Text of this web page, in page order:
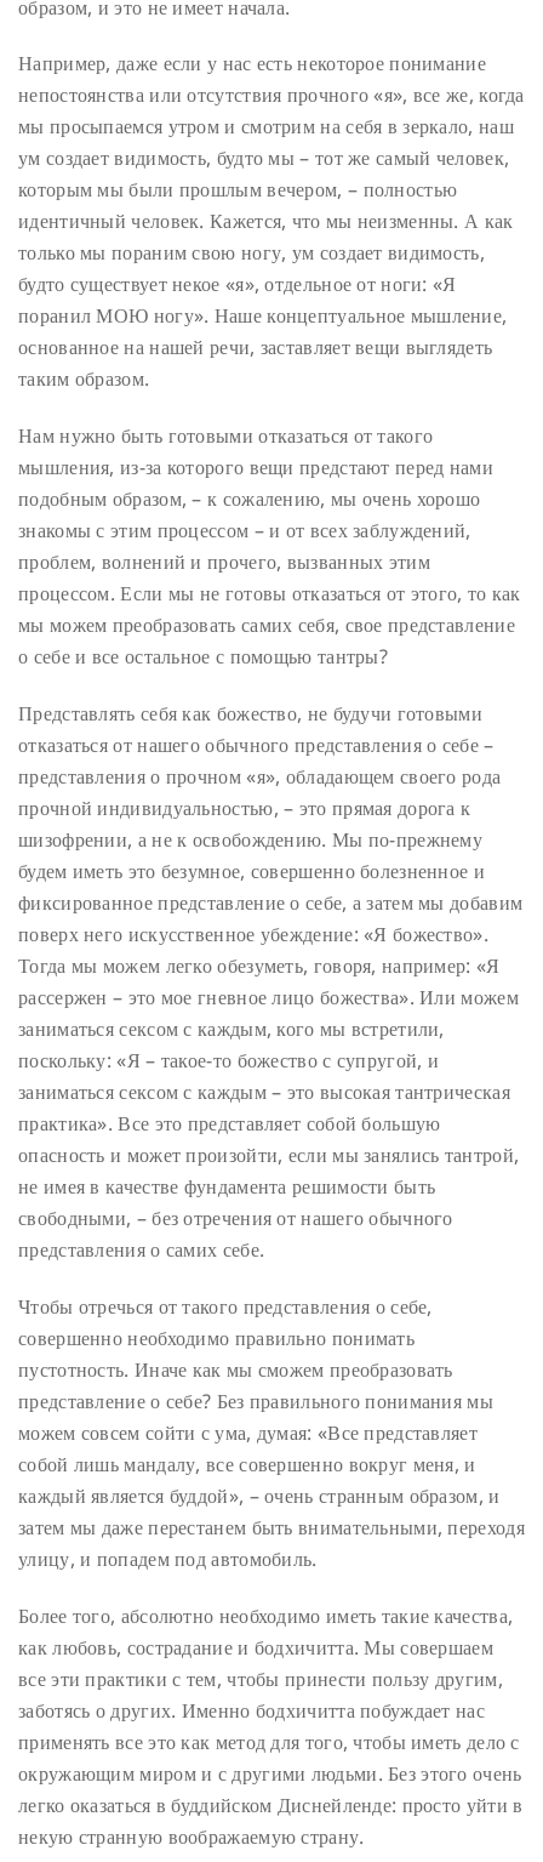
образом, и это не имеет начала.
Например, даже если у нас есть некоторое понимание
непостоянства или отсутствия прочного «я», все же, когда
мы просыпаемся утром и смотрим на себя в зеркало, наш
ум создает видимость, будто мы – тот же самый человек,
которым мы были прошлым вечером, – полностью
идентичный человек. Кажется, что мы неизменны. А как
только мы пораним свою ногу, ум создает видимость,
будто существует некое «я», отдельное от ноги: «Я
поранил МОЮ ногу». Наше концептуальное мышление,
основанное на нашей речи, заставляет вещи выглядеть
таким образом.
Нам нужно быть готовыми отказаться от такого
мышления, из-за которого вещи предстают перед нами
подобным образом, – к сожалению, мы очень хорошо
знакомы с этим процессом – и от всех заблуждений,
проблем, волнений и прочего, вызванных этим
процессом. Если мы не готовы отказаться от этого, то как
мы можем преобразовать самих себя, свое представление
о себе и все остальное с помощью тантры?
Представлять себя как божество, не будучи готовыми
отказаться от нашего обычного представления о себе –
представления о прочном «я», обладающем своего рода
прочной индивидуальностью, – это прямая дорога к
шизофрении, а не к освобождению. Мы по-прежнему
будем иметь это безумное, совершенно болезненное и
фиксированное представление о себе, а затем мы добавим
поверх него искусственное убеждение: «Я божество».
Тогда мы можем легко обезуметь, говоря, например: «Я
рассержен – это мое гневное лицо божества». Или можем
заниматься сексом с каждым, кого мы встретили,
поскольку: «Я – такое-то божество с супругой, и
заниматься сексом с каждым – это высокая тантрическая
практика». Все это представляет собой большую
опасность и может произойти, если мы занялись тантрой,
не имея в качестве фундамента решимости быть
свободными, – без отречения от нашего обычного
представления о самих себе.
Чтобы отречься от такого представления о себе,
совершенно необходимо правильно понимать
пустотность. Иначе как мы сможем преобразовать
представление о себе? Без правильного понимания мы
можем совсем сойти с ума, думая: «Все представляет
собой лишь мандалу, все совершенно вокруг меня, и
каждый является буддой», – очень странным образом, и
затем мы даже перестанем быть внимательными, переходя
улицу, и попадем под автомобиль.
Более того, абсолютно необходимо иметь такие качества,
как любовь, сострадание и бодхичитта. Мы совершаем
все эти практики с тем, чтобы принести пользу другим,
заботясь о других. Именно бодхичитта побуждает нас
применять все это как метод для того, чтобы иметь дело с
окружающим миром и с другими людьми. Без этого очень
легко оказаться в буддийском Диснейленде: просто уйти в
некую странную воображаемую страну.